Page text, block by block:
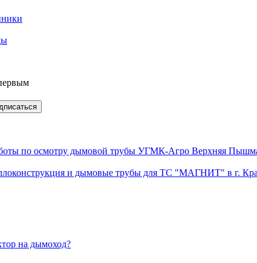
по осмотру дымовой трубы УГМК-Агро Верхняя
и дымовые трубы для ТС "МАГНИТ" в г.
на дымоход?